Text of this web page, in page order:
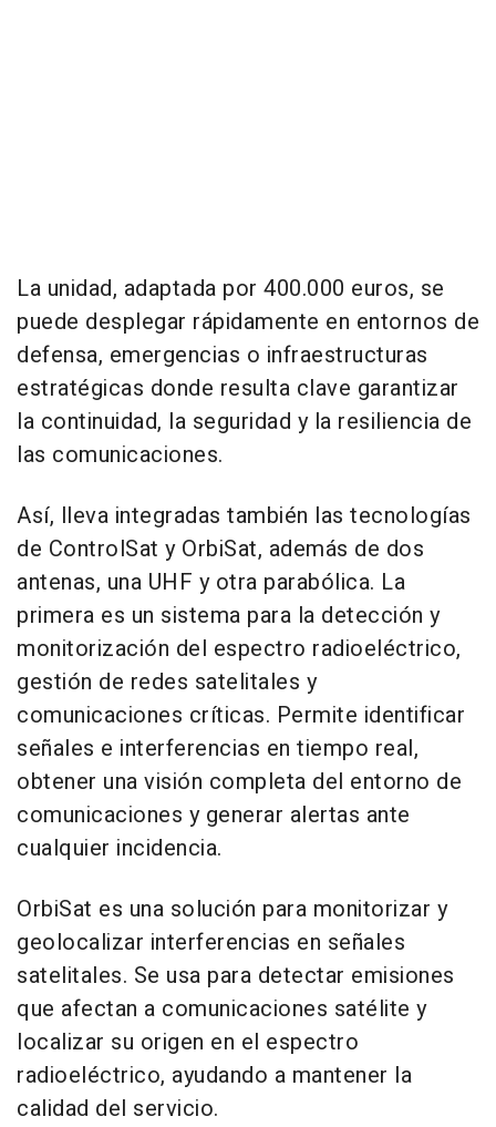
La unidad, adaptada por 400.000 euros, se
puede desplegar rápidamente en entornos de
defensa, emergencias o infraestructuras
estratégicas donde resulta clave garantizar
la continuidad, la seguridad y la resiliencia de
las comunicaciones.
Así, lleva integradas también las tecnologías
de ControlSat y OrbiSat, además de dos
antenas, una UHF y otra parabólica. La
primera es un sistema para la detección y
monitorización del espectro radioeléctrico,
gestión de redes satelitales y
comunicaciones críticas. Permite identificar
señales e interferencias en tiempo real,
obtener una visión completa del entorno de
comunicaciones y generar alertas ante
cualquier incidencia.
OrbiSat es una solución para monitorizar y
geolocalizar interferencias en señales
satelitales. Se usa para detectar emisiones
que afectan a comunicaciones satélite y
localizar su origen en el espectro
radioeléctrico, ayudando a mantener la
calidad del servicio.